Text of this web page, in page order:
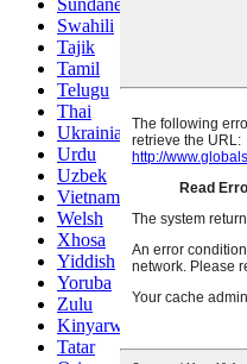
Swahili
Tajik
Tamil
Telugu
Thai
Ukrainian
Urdu
Uzbek
Vietnamese
Welsh
Xhosa
Yiddish
Yoruba
Zulu
Kinyarwanda
Tatar